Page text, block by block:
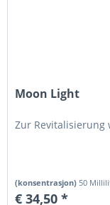
Moon Light
Zur
(konsentrasjon) 50
€ 34,50 *